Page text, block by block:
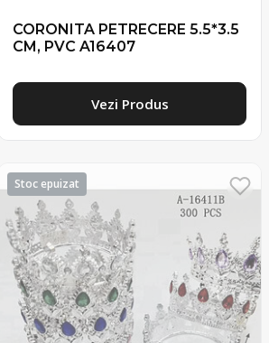
CORONITA PETRECERE 5.5*3.5
CM, PVC A16407
Vezi Produs